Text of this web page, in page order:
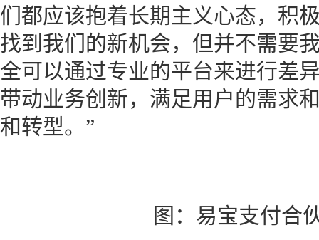
们都应该抱着长期主义心态，积
找到我们的新机会，但并不需要
全可以通过专业的平台来进行差
带动业务创新，满足用户的需求
和转型。”
图：易宝支付合